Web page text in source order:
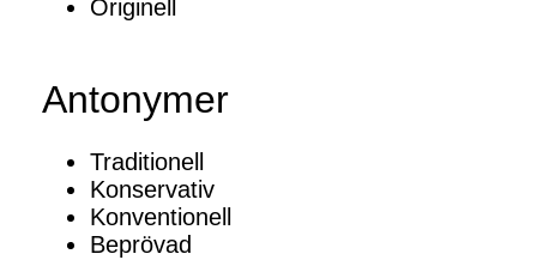
Originell
Antonymer
Traditionell
Konservativ
Konventionell
Beprövad